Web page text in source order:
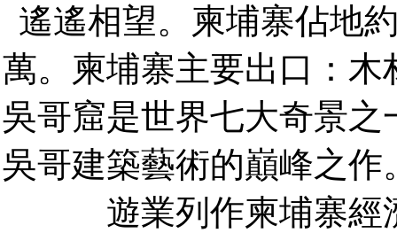
遙遙相望。柬埔寨佔地
萬。柬埔寨主要出口：
吳哥窟是世界七大奇景
吳哥建築藝術的巔峰之
遊業列作柬埔寨經